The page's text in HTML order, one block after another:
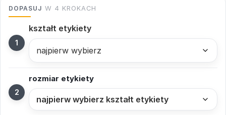
DOPASUJ W 4 KROKACH
kształt etykiety
rozmiar etykiety